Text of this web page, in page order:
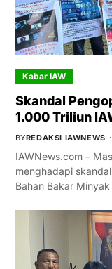
Kabar IAW
Skandal
1.000 Triliun
BYREDAKSI IAWNEWS
IAWNews.com –
menghadapi
Bahan Bakar